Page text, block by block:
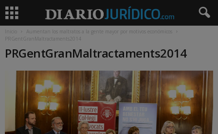
Inicio
Aumentan los maltratos a la gente mayor por motivos económicos
PRGentGranMaltractaments2014
PRGentGranMaltractaments2014